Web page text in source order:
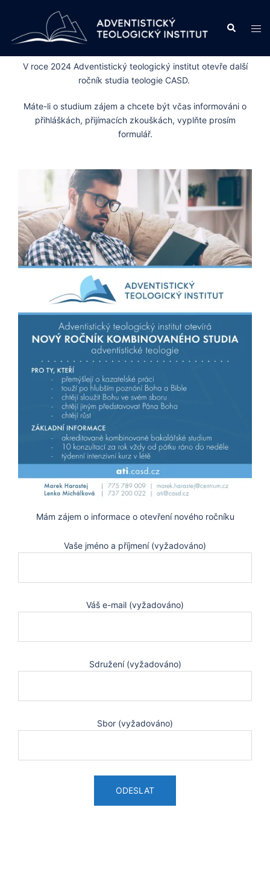
content
Search
V roce 2024 Adventistický teologický institut otevře další
ročník studia teologie CASD.
Máte-li o studium zájem a chcete být včas informováni o
přihláškách, přijímacích zkouškách, vyplňte prosím
formulář.
Mám zájem o informace o otevření nového ročníku
Vaše jméno a příjmení (vyžadováno)
Váš e-mail (vyžadováno)
Sdružení (vyžadováno)
Sbor (vyžadováno)